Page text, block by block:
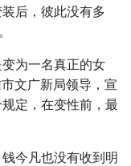
后，彼此没有多
为一名真正的女
文广新局领导，宣
定，在变性前，最
今凡也没有收到明